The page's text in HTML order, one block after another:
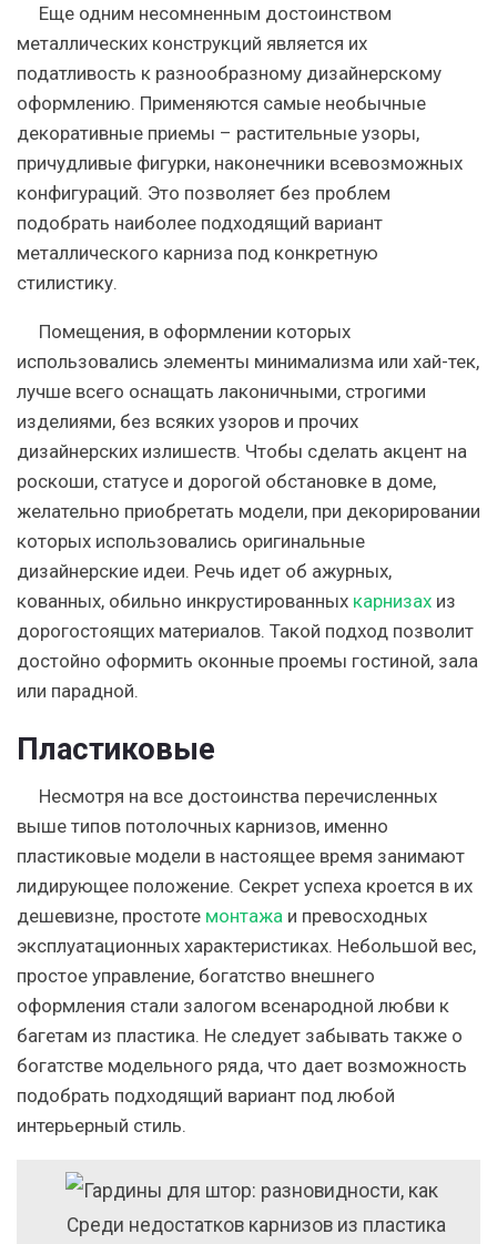
Еще одним несомненным достоинством
металлических конструкций является их
податливость к разнообразному дизайнерскому
оформлению. Применяются самые необычные
декоративные приемы – растительные узоры,
причудливые фигурки, наконечники всевозможных
конфигураций. Это позволяет без проблем
подобрать наиболее подходящий вариант
металлического карниза под конкретную
стилистику.
Помещения, в оформлении которых
использовались элементы минимализма или хай-тек,
лучше всего оснащать лаконичными, строгими
изделиями, без всяких узоров и прочих
дизайнерских излишеств. Чтобы сделать акцент на
роскоши, статусе и дорогой обстановке в доме,
желательно приобретать модели, при декорировании
которых использовались оригинальные
дизайнерские идеи. Речь идет об ажурных,
кованных, обильно инкрустированных карнизах из
дорогостоящих материалов. Такой подход позволит
достойно оформить оконные проемы гостиной, зала
или парадной.
Пластиковые
Несмотря на все достоинства перечисленных
выше типов потолочных карнизов, именно
пластиковые модели в настоящее время занимают
лидирующее положение. Секрет успеха кроется в их
дешевизне, простоте монтажа и превосходных
эксплуатационных характеристиках. Небольшой вес,
простое управление, богатство внешнего
оформления стали залогом всенародной любви к
багетам из пластика. Не следует забывать также о
богатстве модельного ряда, что дает возможность
подобрать подходящий вариант под любой
интерьерный стиль.
Среди недостатков карнизов из пластика